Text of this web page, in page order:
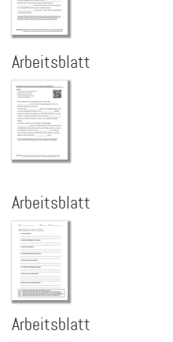
Arbeitsblatt
Arbeitsblatt
Arbeitsblatt